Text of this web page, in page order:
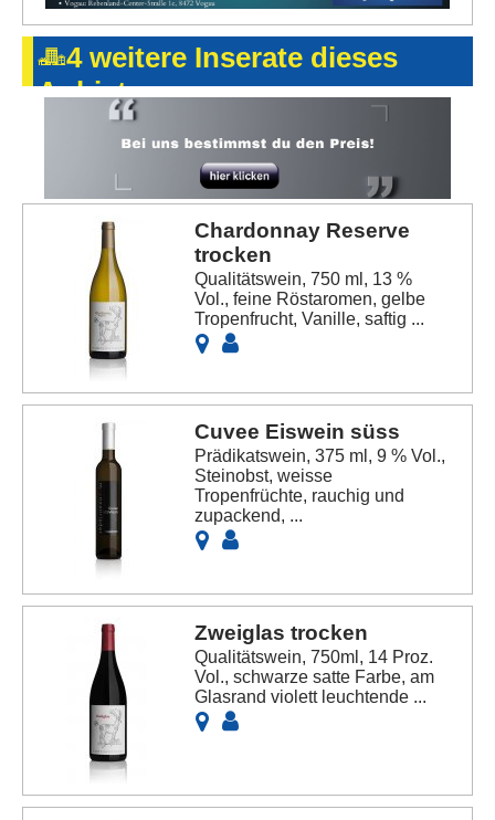
4 weitere Inserate dieses
Anbieters
Chardonnay Reserve
trocken
Qualitätswein, 750 ml, 13 %
Vol., feine Röstaromen, gelbe
Tropenfrucht, Vanille, saftig ...
Cuvee Eiswein süss
Prädikatswein, 375 ml, 9 % Vol.,
Steinobst, weisse
Tropenfrüchte, rauchig und
zupackend, ...
Zweiglas trocken
Qualitätswein, 750ml, 14 Proz.
Vol., schwarze satte Farbe, am
Glasrand violett leuchtende ...